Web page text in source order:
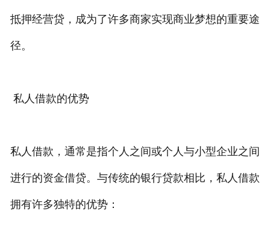
联系我们
抵押经营贷，成为了许多商家实现商业梦想的重要途
径。
私人借款的优势
私人借款，通常是指个人之间或个人与小型企业之间
进行的资金借贷。与传统的银行贷款相比，私人借款
拥有许多独特的优势：